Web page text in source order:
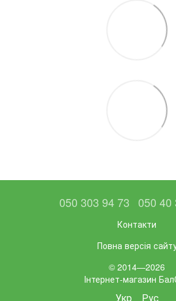
050 303 94 73 050 40
Контакти
Повна версія
© 2014—2026
Інтернет-магазин
Укр Рус